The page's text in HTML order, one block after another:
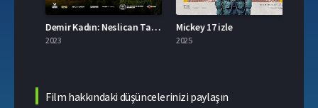
Demir Kadın: Neslican Tay Hayat Hikayesi izle
2023
Mickey 17 izle
2025
Film hakkındaki düşüncelerinizi paylaşın